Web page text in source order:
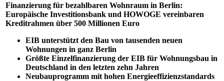
Finanzierung für bezahlbaren Wohnraum in Berlin:
Europäische Investitionsbank und HOWOGE vereinbaren
Kreditrahmen über 500 Millionen Euro
EIB unterstützt den Bau von tausenden neuen
Wohnungen in ganz Berlin
Größte Einzelfinanzierung der EIB für Wohnungsbau in
Deutschland in den letzten zehn Jahren
Neubauprogramm mit hohen Energieeffizienzstandards